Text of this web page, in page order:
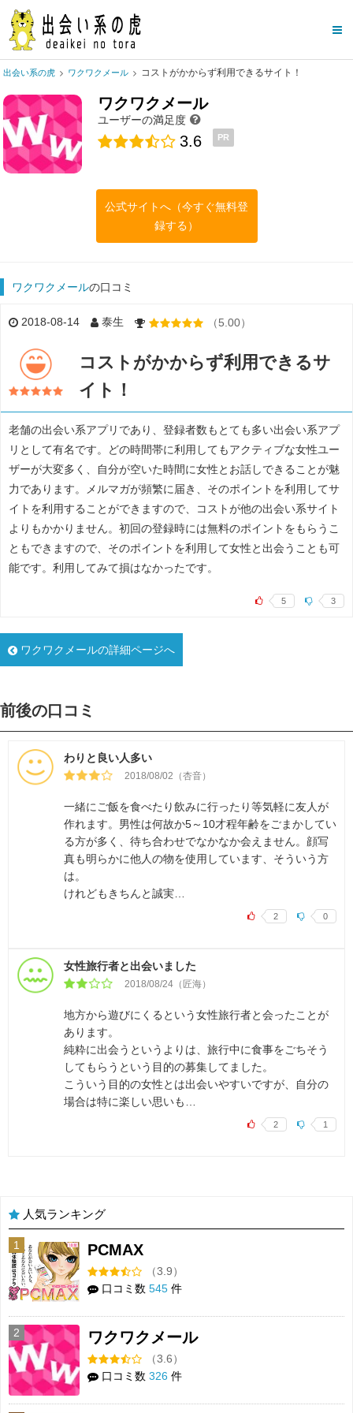
出会い系の虎 ワクワクメール コストがかからず利用できるサイト！
ワクワクメール
ユーザーの満足度
3.6 PR
公式サイトへ（今すぐ無料登
録する）
ワクワクメールの口コミ
2018-08-14 泰生 （5.00）
コストがかからず利用できるサ
イト！
老舗の出会い系アプリであり、登録者数もとても多い出会い系アプ
リとして有名です。どの時間帯に利用してもアクティブな女性ユー
ザーが大変多く、自分が空いた時間に女性とお話しできることが魅
力であります。メルマガが頻繁に届き、そのポイントを利用してサ
イトを利用することができますので、コストが他の出会い系サイト
よりもかかりません。初回の登録時には無料のポイントをもらうこ
ともできますので、そのポイントを利用して女性と出会うことも可
能です。利用してみて損はなかったです。
5 3
ワクワクメールの詳細ページへ
前後の口コミ
わりと良い人多い
2018/08/02（杏音）
一緒にご飯を食べたり飲みに行ったり等気軽に友人が
作れます。男性は何故か5～10才程年齢をごまかしてい
る方が多く、待ち合わせでなかなか会えません。顔写
真も明らかに他人の物を使用しています、そういう方
は。
けれどもきちんと誠実…
2 0
女性旅行者と出会いました
2018/08/24（匠海）
地方から遊びにくるという女性旅行者と会ったことが
あります。
純粋に出会うというよりは、旅行中に食事をごちそう
してもらうという目的の募集してました。
こういう目的の女性とは出会いやすいですが、自分の
場合は特に楽しい思いも…
2 1
人気ランキング
1 PCMAX
（3.9）
口コミ数 545 件
2 ワクワクメール
（3.6）
口コミ数 326 件